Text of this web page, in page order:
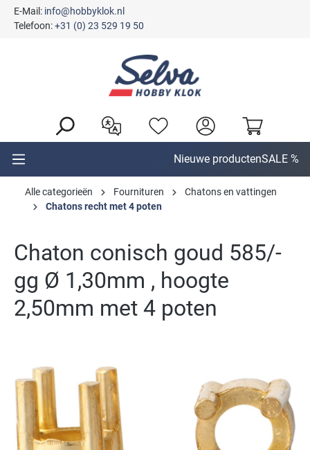
E-Mail: info@hobbyklok.nl
Telefoon:+31 (0) 23 529 19 50
Nieuwe productenSALE %
Alle categorieën Fournituren
Chatons en vattingen
Chatons recht met 4 poten
Chaton conisch goud 585/-
gg Ø 1,30mm , hoogte
2,50mm met 4 poten
Afbeeldingengalerij overslaan